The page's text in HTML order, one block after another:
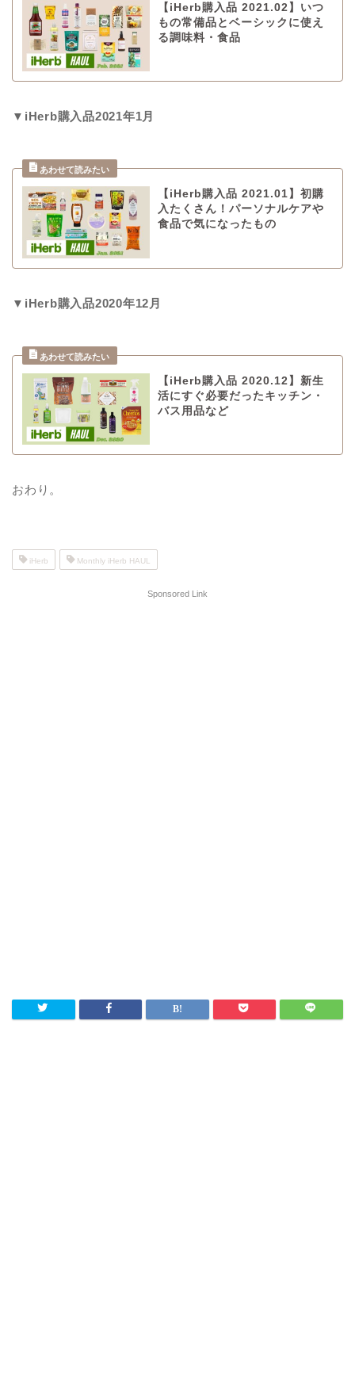
【iHerb購入品 2021.02】いつ
もの常備品とベーシックに使え
る調味料・食品
▼iHerb購入品2021年1月
【iHerb購入品 2021.01】初購
入たくさん！パーソナルケアや
食品で気になったもの
▼iHerb購入品2020年12月
【iHerb購入品 2020.12】新生
活にすぐ必要だったキッチン・
バス用品など
おわり。
iHerb Monthly iHerb HAUL
Sponsored Link